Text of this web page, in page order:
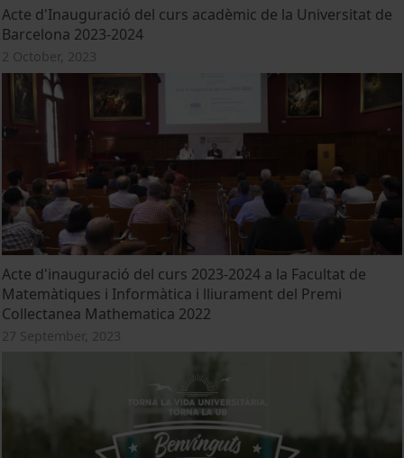
Acte d'Inauguració del curs acadèmic de la Universitat de
Barcelona 2023-2024
2 October, 2023
Acte d'inauguració del curs 2023-2024 a la Facultat de
Matemàtiques i Informàtica i lliurament del Premi
Collectanea Mathematica 2022
27 September, 2023